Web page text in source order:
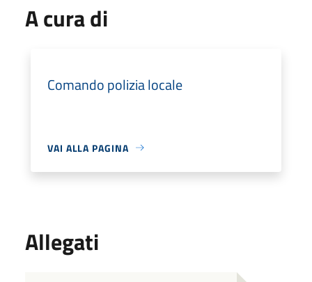
A cura di
Comando polizia locale
VAI ALLA PAGINA
Allegati